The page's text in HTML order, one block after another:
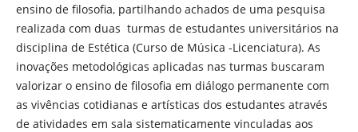
ensino de filosofia, partilhando achados de uma pesquisa
realizada com duas turmas de estudantes universitários na
disciplina de Estética (Curso de Música -Licenciatura). As
inovações metodológicas aplicadas nas turmas buscaram
valorizar o ensino de filosofia em diálogo permanente com
as vivências cotidianas e artísticas dos estudantes através
de atividades em sala sistematicamente vinculadas aos